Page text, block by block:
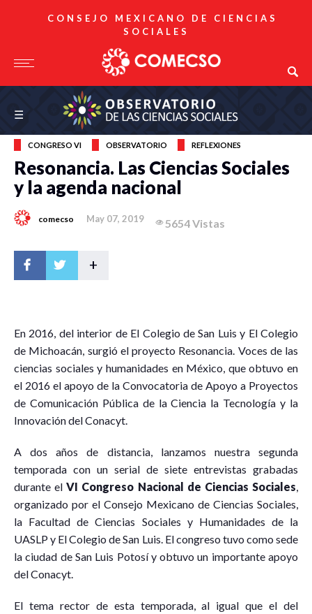
CONSEJO MEXICANO DE CIENCIAS
SOCIALES
Observatorio de las Ciencias Sociales
☰
CONGRESO VI OBSERVATORIO REFLEXIONES
Resonancia. Las Ciencias Sociales
y la agenda nacional
comecso May 07, 2019 5654 Vistas
+
En 2016, del interior de El Colegio de San Luis y El Colegio
de Michoacán, surgió el proyecto Resonancia. Voces de las
ciencias sociales y humanidades en México, que obtuvo en
el 2016 el apoyo de la Convocatoria de Apoyo a Proyectos
de Comunicación Pública de la Ciencia la Tecnología y la
Innovación del Conacyt.
A dos años de distancia, lanzamos nuestra segunda
temporada con un serial de siete entrevistas grabadas
durante elVI Congreso Nacional de Ciencias Sociales,
organizado por el Consejo Mexicano de Ciencias Sociales,
la Facultad de Ciencias Sociales y Humanidades de la
UASLP y El Colegio de San Luis. El congreso tuvo como sede
la ciudad de San Luis Potosí y obtuvo un importante apoyo
del Conacyt.
El tema rector de esta temporada, al igual que el del